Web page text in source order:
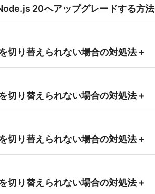
20へアップグレードする方法
り替えられない場合の対処法＋
り替えられない場合の対処法＋
り替えられない場合の対処法＋
り替えられない場合の対処法＋